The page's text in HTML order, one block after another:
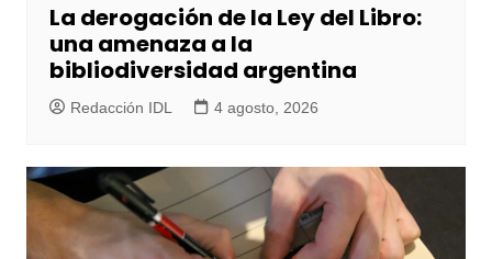
La derogación de la Ley del Libro:
una amenaza a la
bibliodiversidad argentina
Redacción IDL 4 agosto, 2026